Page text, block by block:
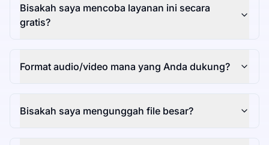
Bisakah saya mencoba layanan ini secara
gratis?
Format audio/video mana yang Anda dukung?
Bisakah saya mengunggah file besar?